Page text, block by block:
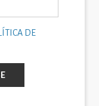
DE